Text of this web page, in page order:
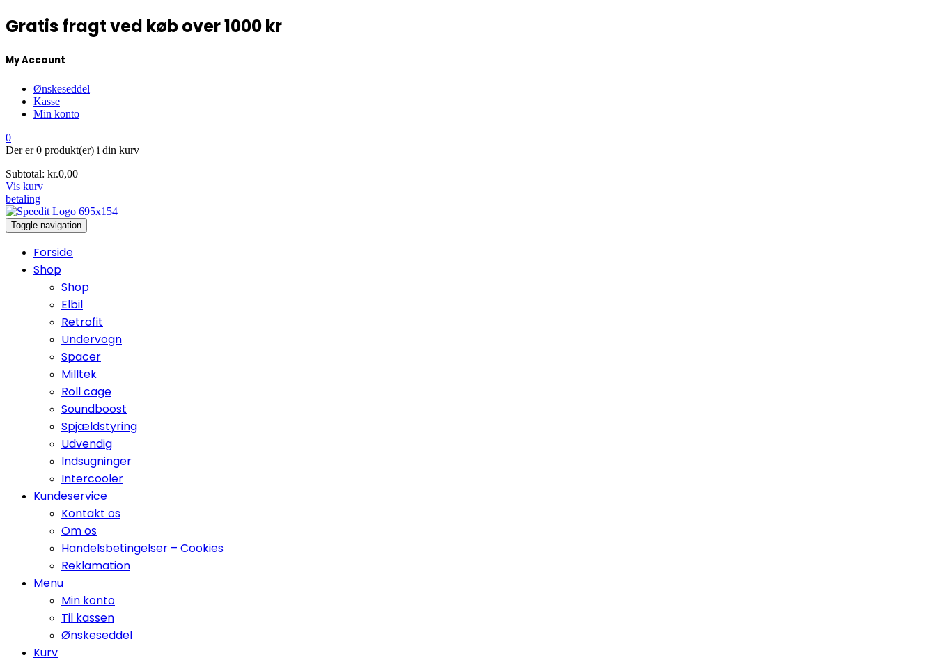
Gratis fragt ved køb over 1000 kr
My Account
Ønskeseddel
Kasse
Min konto
0
Der er0 produkt(er) i din kurv
Subtotal: kr.0,00
Vis kurv
betaling
Toggle navigation
Forside
Shop
Shop
Elbil
Retrofit
Undervogn
Spacer
Milltek
Roll cage
Soundboost
Spjældstyring
Udvendig
Indsugninger
Intercooler
Kundeservice
Kontakt os
Om os
Handelsbetingelser – Cookies
Reklamation
Menu
Min konto
Til kassen
Ønskeseddel
Kurv